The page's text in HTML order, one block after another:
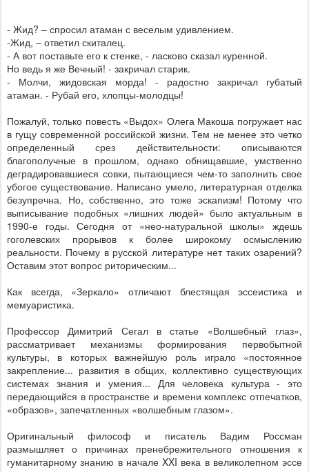
- Жид? – спросил атаман с веселым удивлением.
-Жид, – ответил скиталец.
- А вот поставьте его к стенке, - ласково сказал куренной.
Но ведь я же Вечный! - закричал старик.
- Молчи, жидовская морда! - радостно закричал губатый
атаман. - Рубай его, хлопцы-молодцы!
Пожалуй, только повесть «Выдох» Олега Макоша погружает нас
в гущу современной российской жизни. Тем не менее это четко
определенный срез действительности: описываются
благополучные в прошлом, однако обнищавшие, умственно
деградировавшиеся совки, пытающиеся чем-то заполнить свое
убогое существование. Написано умело, литературная отделка
безупречна. Но, собственно, это тоже эскапизм! Потому что
выписывание подобных «лишних людей» было актуальным в
1990-е годы. Сегодня от «нео-натуральной школы» ждешь
гоголевских прорывов к более широкому осмыслению
реальности. Почему в русской литературе нет таких озарений?
Оставим этот вопрос риторическим...
Как всегда, «Зеркало» отличают блестящая эссеистика и
мемуаристика.
Профессор Димитрий Сегал в статье «Волшебный глаз»,
рассматривает механизмы формирования первобытной
культуры, в которых важнейшую роль играло «постоянное
закрепление... развития в общих, коллективно существующих
системах знания и умения... Для человека культура - это
передающийся в пространстве и времени комплекс отпечатков,
«образов», запечатленных «волшебным глазом».
Оригинальный философ и писатель Вадим Россман
размышляет о причинах пренебрежительного отношения к
гуманитарному знанию в начале XXI века в великолепном эссе